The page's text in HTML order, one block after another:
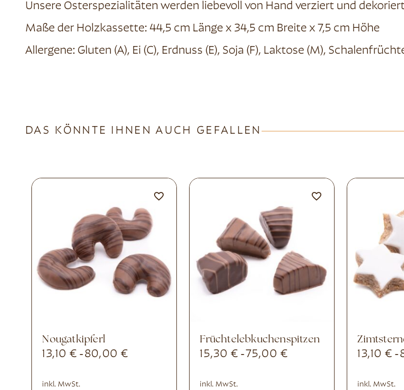
Unsere Osterspezialitäten werden liebevoll von Hand verziert und
Maße der Holzkassette: 44,5 cm Länge x 34,5 cm Breite x 7,5 cm Höhe
Allergene: Gluten (A), Ei (C), Erdnuss (E), Soja (F), Laktose (M),
DAS KÖNNTE IHNEN AUCH GEFALLEN
Nougatkipferl
13,10€ - 80,00 €
inkl. MwSt.
Früchtelebkuchenspitzen
15,30€ -75,00 €
inkl. MwSt.
13,10€ -
inkl. MwSt.